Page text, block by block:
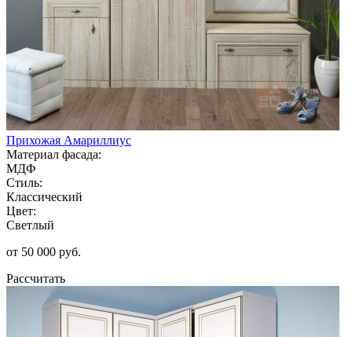
Прихожая Амариллиус
Материал фасада:
МДФ
Стиль:
Классический
Цвет:
Светлый
от 50 000 руб.
Рассчитать